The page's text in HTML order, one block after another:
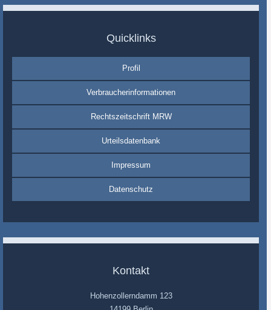
Quicklinks
Profil
Verbraucherinformationen
Rechtszeitschrift MRW
Urteilsdatenbank
Impressum
Datenschutz
Kontakt
Hohenzollerndamm 123